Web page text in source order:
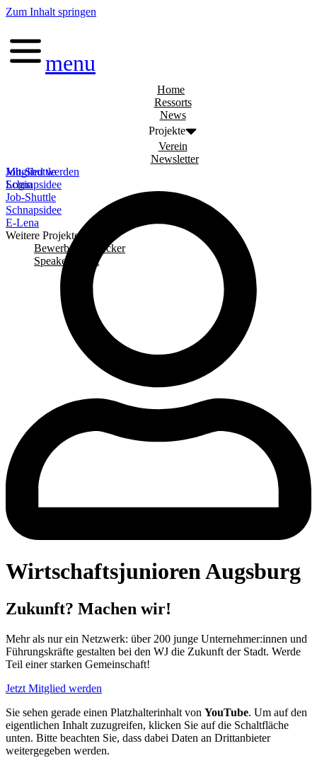
Zum Inhalt springen
menu
Home
Ressorts
News
Projekte
Job-Shuttle
Schnapsidee
Job-Shuttle
Schnapsidee
E-Lena
Weitere Projekte
Bewerbungschecker
Speaker Event
Verein
Newsletter
Mitglied werden
Login
Wirtschaftsjunioren Augsburg
Zukunft? Machen wir!
Mehr als nur ein Netzwerk: über 200 junge Unternehmer:innen und
Führungskräfte gestalten bei den WJ die Zukunft der Stadt. Werde
Teil einer starken Gemeinschaft!
Jetzt Mitglied werden
Sie sehen gerade einen Platzhalterinhalt von YouTube. Um auf den
eigentlichen Inhalt zuzugreifen, klicken Sie auf die Schaltfläche
unten. Bitte beachten Sie, dass dabei Daten an Drittanbieter
weitergegeben werden.